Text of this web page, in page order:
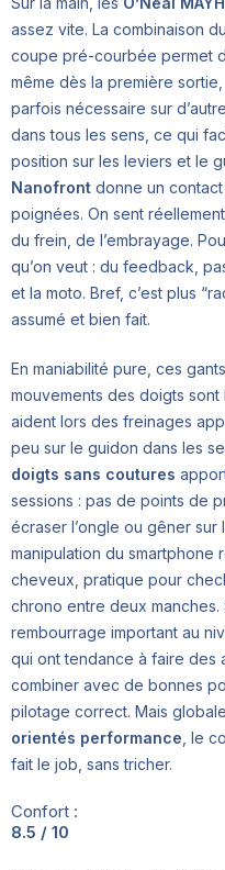
assez vite. La combinaison du
coupe pré-courbée permet
même dès la première
parfois nécessaire sur
dans tous les sens, ce qui
position sur les leviers et le
Nanofront donne un
poignées. On sent
du frein, de l’embrayage.
qu’on veut : du feedback,
et la moto. Bref, c’est plus
assumé et bien fait.
En maniabilité pure, ces
mouvements des doigts
aident lors des freinages
peu sur le guidon dans les
doigts sans coutures
sessions : pas de points de
écraser l’ongle ou gêner
manipulation du smartphone
cheveux, pratique pour
chrono entre deux manches.
rembourrage important au
qui ont tendance à faire des
combiner avec de bonnes
pilotage correct. Mais
orientés performance , le
fait le job, sans tricher.
Confort :
8.5 / 10